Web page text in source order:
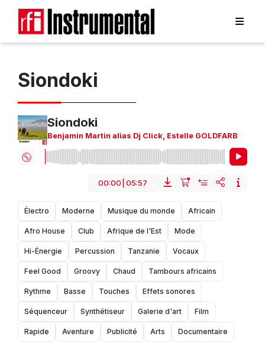
Siondoki
Siondoki
Benjamin Martin alias Dj Click, Estelle GOLDFARB
00:00 05:57
Électro Moderne Musique du monde Africain
Afro House Club Afrique de l'Est Mode
Hi-Énergie Percussion Tanzanie Vocaux
Feel Good Groovy Chaud Tambours africains
Rythme Basse Touches Effets sonores
Séquenceur Synthétiseur Galerie d'art Film
Rapide Aventure Publicité Arts Documentaire